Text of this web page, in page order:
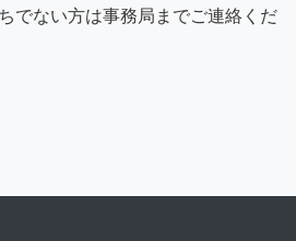
でない方は事務局までご連絡くだ